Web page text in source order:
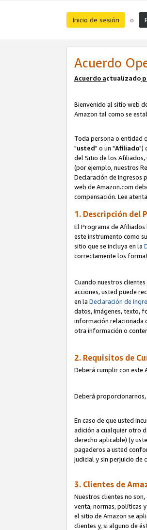
Inicio de sesión o
Acuerdo
Acuerdo actualizado
Bienvenido al sitio web
Amazon tal como se
Toda persona o entidad
"usted" o un "Afiliado")
del Sitio de los Afiliados,
(por ejemplo, nuestros
Declaración de Ingresos
web de Amazon.com
compensación. Lee
1. Descripción del
El Programa de
este instrumento como
sitio que se incluya en la
correctamente los
Cuando nuestros
acciones, usted puede
en la Declaración de
datos, imágenes, texto,
información relacionada
otra información o
2. Requisitos de
Deberá cumplir con este
Deberá
En caso de que usted
adición a cualquier otro
derecho aplicable) (y
pagaderos a usted
judicial y sin perjuicio de
3. Clientes de
Nuestros clientes no
venta, normas, políticas
el sitio de Amazon se
clientes y, si alguno de